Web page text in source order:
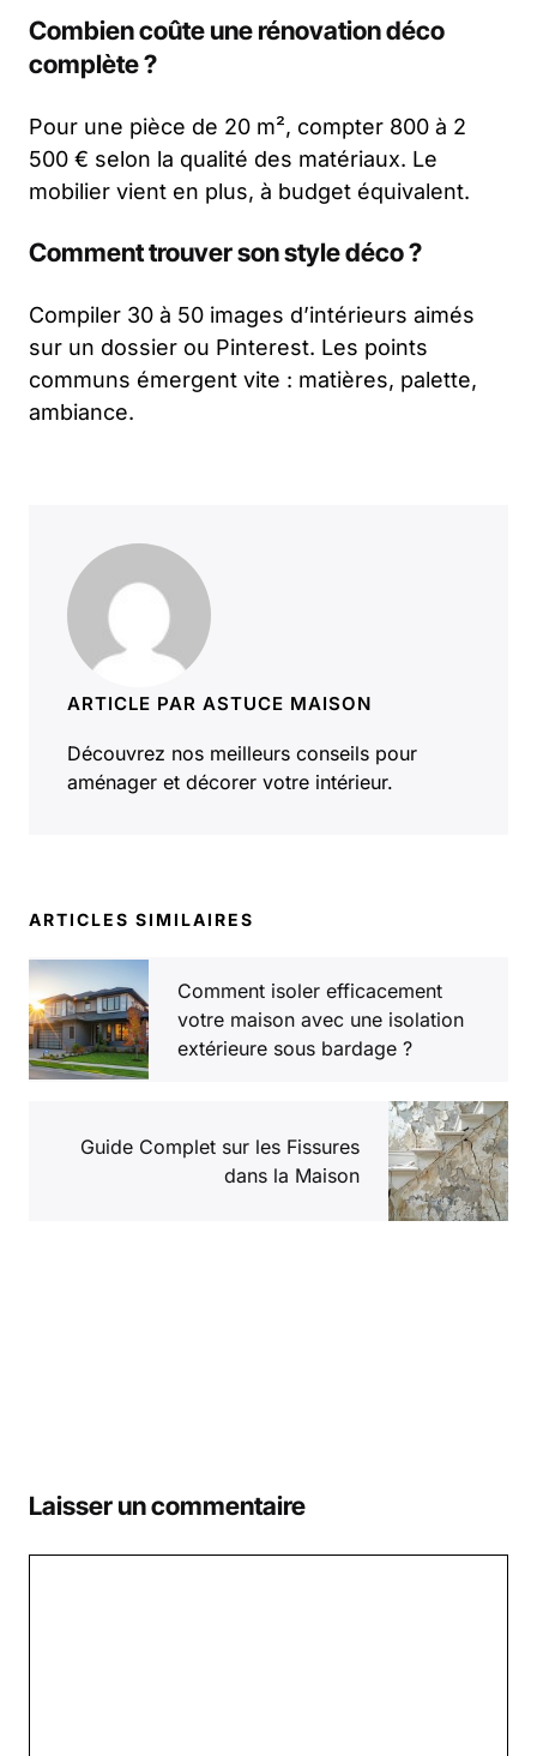
Combien coûte une rénovation déco
complète ?
Pour une pièce de 20 m², compter 800 à 2
500 € selon la qualité des matériaux. Le
mobilier vient en plus, à budget équivalent.
Comment trouver son style déco ?
Compiler 30 à 50 images d’intérieurs aimés
sur un dossier ou Pinterest. Les points
communs émergent vite : matières, palette,
ambiance.
ARTICLE PAR ASTUCE MAISON
Découvrez nos meilleurs conseils pour
aménager et décorer votre intérieur.
ARTICLES SIMILAIRES
Comment isoler efficacement
votre maison avec une isolation
extérieure sous bardage ?
Guide Complet sur les Fissures
dans la Maison
Laisser un commentaire